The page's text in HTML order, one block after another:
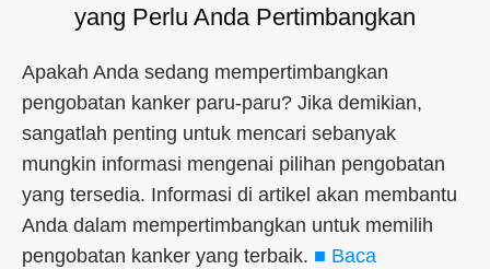
yang Perlu Anda Pertimbangkan
Apakah Anda sedang mempertimbangkan
pengobatan kanker paru-paru? Jika demikian,
sangatlah penting untuk mencari sebanyak
mungkin informasi mengenai pilihan pengobatan
yang tersedia. Informasi di artikel akan membantu
Anda dalam mempertimbangkan untuk memilih
pengobatan kanker yang terbaik. ■ Baca